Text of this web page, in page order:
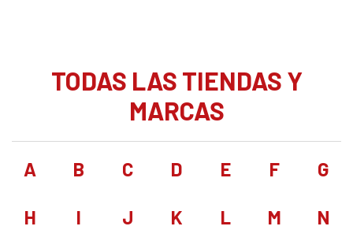
TODAS LAS TIENDAS Y
MARCAS
A B C D E F G
H I J K L M N